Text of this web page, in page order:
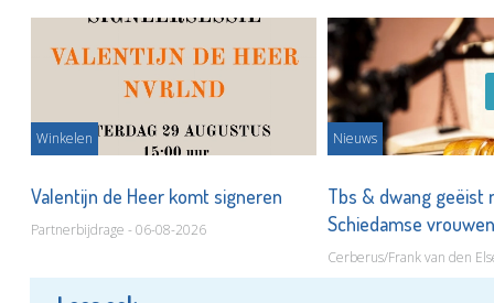
Winkelen
Valentijn de Heer komt signeren
Partnerbijdrage - 06-08-2026
Nieuws
Tbs & dwang geëist
Schiedamse
Cerberus/Frank van den